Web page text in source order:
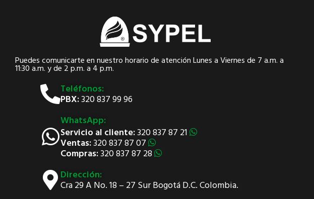
Puedes comunicarte en nuestro horario de atención Lunes a Viernes de 7 a.m. a
11:30 a.m. y de 2 p.m. a 4 p.m.
Teléfonos:
PBX:320 837 99 96
WhatsApp:
Servicio al cliente:320 837 87 21
Ventas:320 837 87 07
Compras:320 837 87 28
Dirección:
Cra 29 A No. 18 – 27 Sur Bogotá D.C. Colombia.